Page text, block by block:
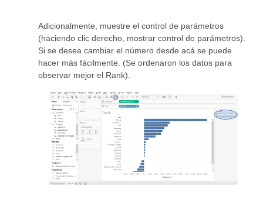
Adicionalmente, muestre el control de parámetros
(haciendo clic derecho, mostrar control de parámetros).
Si se desea cambiar el número desde acá se puede
hacer más fácilmente. (Se ordenaron los datos para
observar mejor el Rank).